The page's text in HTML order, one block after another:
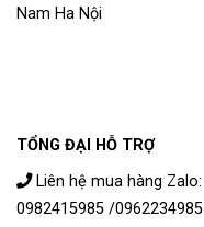
Nam Ha Nội
TỔNG ĐẠI HỖ TRỢ
Liên hệ mua hàng Zalo:
0982415985 /0962234985